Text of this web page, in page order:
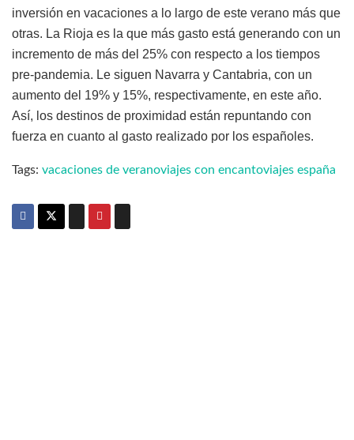
inversión en vacaciones a lo largo de este verano más que
otras. La Rioja es la que más gasto está generando con un
incremento de más del 25% con respecto a los tiempos
pre-pandemia. Le siguen Navarra y Cantabria, con un
aumento del 19% y 15%, respectivamente, en este año.
Así, los destinos de proximidad están repuntando con
fuerza en cuanto al gasto realizado por los españoles.
Tags: vacaciones de veranoviajes con encantoviajes españa